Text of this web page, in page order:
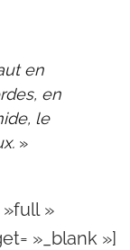
en
en
le
»
»full »
»_blank »]